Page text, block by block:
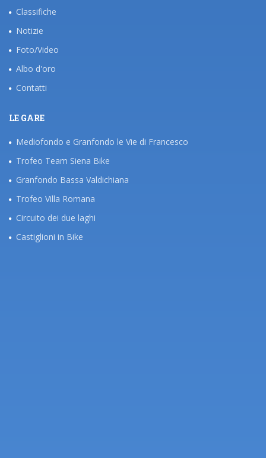
Classifiche
Notizie
Foto/Video
Albo d'oro
Contatti
LE GARE
Mediofondo e Granfondo le Vie di Francesco
Trofeo Team Siena Bike
Granfondo Bassa Valdichiana
Trofeo Villa Romana
Circuito dei due laghi
Castiglioni in Bike